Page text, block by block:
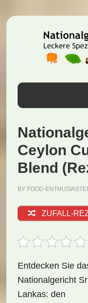
Hauptnavigation
Inhalt
Seitenspalte
Ceylon
Blend
BY FOOD-
ZUFALL-
Entdecken Sie
Nationalgericht
Lankas: den